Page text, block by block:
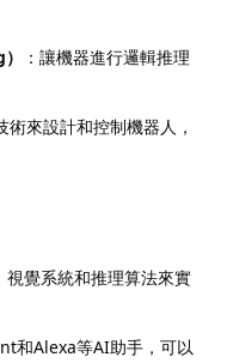
：讓機器進行邏輯推理
術來設計和控制機器人，
視覺系統和推理算法來實
和Alexa等AI助手，可以